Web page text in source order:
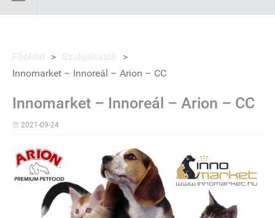
Főoldal > Szolgáltatók
>
Innomarket – Innoreál – Arion – CC
Innomarket – Innoreál – Arion – CC
2021-09-24